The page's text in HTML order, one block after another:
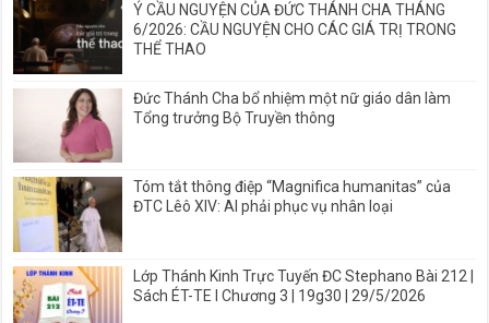
Ý CẦU NGUYỆN CỦA ĐỨC THÁNH CHA THÁNG
6/2026: CẦU NGUYỆN CHO CÁC GIÁ TRỊ TRONG
THỂ THAO
Đức Thánh Cha bổ nhiệm một nữ giáo dân làm
Tổng trưởng Bộ Truyền thông
Tóm tắt thông điệp “Magnifica humanitas” của
ĐTC Lêô XIV: AI phải phục vụ nhân loại
Lớp Thánh Kinh Trực Tuyến ĐC Stephano Bài 212 |
Sách ÉT-TE I Chương 3 | 19g30 | 29/5/2026